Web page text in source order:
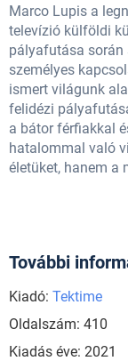
Marco Lupis a
televízió külföldi
pályafutása során
személyes
ismert világunk
felidézi
a bátor férfiakkal
hatalommal való
életüket, hanem a
További
Kiadó: Tektime
Oldalszám: 410
Kiadás éve: 2021